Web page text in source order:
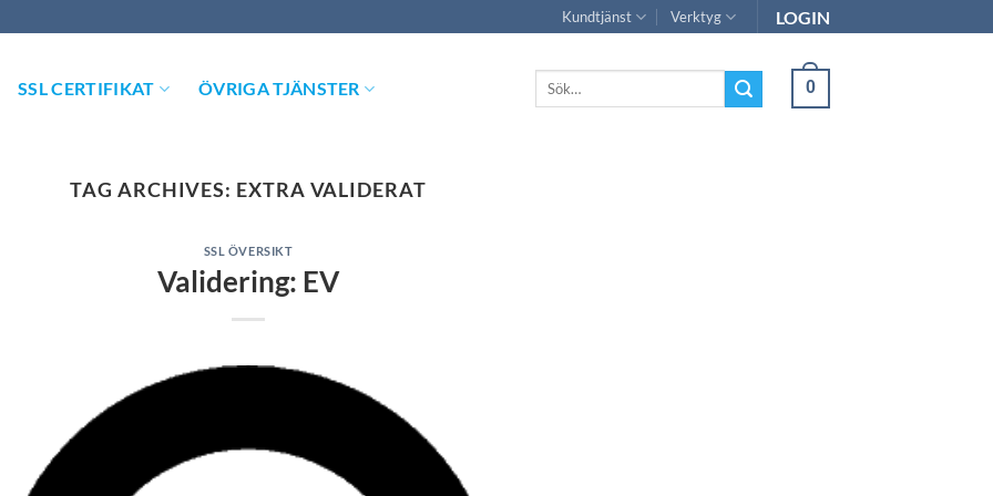
Kundtjänst Verktyg LOGIN
SSL CERTIFIKAT ÖVRIGA TJÄNSTER
Sök
0
TAG ARCHIVES: EXTRA VALIDERAT
SSL ÖVERSIKT
Validering: EV